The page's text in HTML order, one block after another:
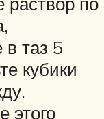
в таз 5
кубики
этого